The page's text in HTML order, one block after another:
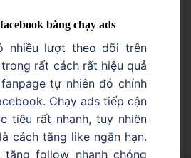
bằng chạy ads
nhiều lượt theo dõi trên
rất cách rất hiệu quả
tự nhiên đó chính
Chạy ads tiếp cận
tiêu rất nhanh, tuy nhiên
cách tăng like ngắn hạn.
tăng follow nhanh chóng